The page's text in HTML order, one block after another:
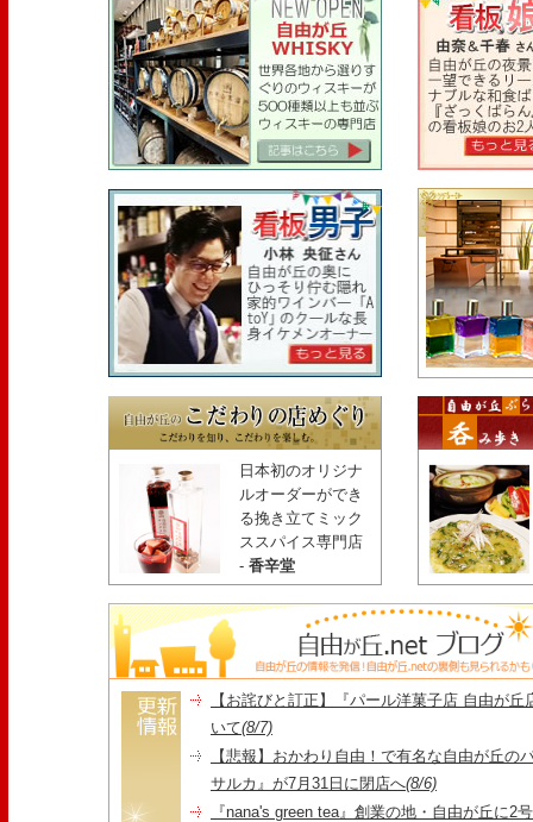
日本初のオリジナ
ルオーダーができ
る挽き立てミック
ススパイス専門店
- 香辛堂
【お詫びと訂正】『パール洋菓子店 自由が
いて(8/7)
【悲報】おかわり自由！で有名な自由が丘の
サルカ』が7月31日に閉店へ(8/6)
『nana's green tea』創業の地・自由が丘に2